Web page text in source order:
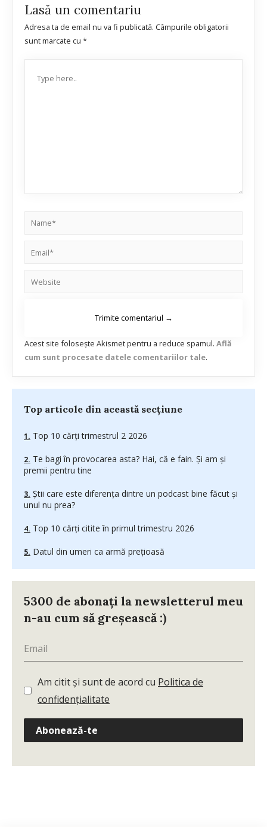
Lasă un comentariu
Adresa ta de email nu va fi publicată. Câmpurile obligatorii
sunt marcate cu *
Acest site folosește Akismet pentru a reduce spamul. Află
cum sunt procesate datele comentariilor tale.
Top articole din această secțiune
Top 10 cărți trimestrul 2 2026
Te bagi în provocarea asta? Hai, că e fain. Și am și
premii pentru tine
Știi care este diferența dintre un podcast bine făcut și
unul nu prea?
Top 10 cărți citite în primul trimestru 2026
Datul din umeri ca armă prețioasă
5300 de abonați la newsletterul meu
n-au cum să greșească :)
Am citit și sunt de acord cu Politica de
confidențialitate
Abonează-te